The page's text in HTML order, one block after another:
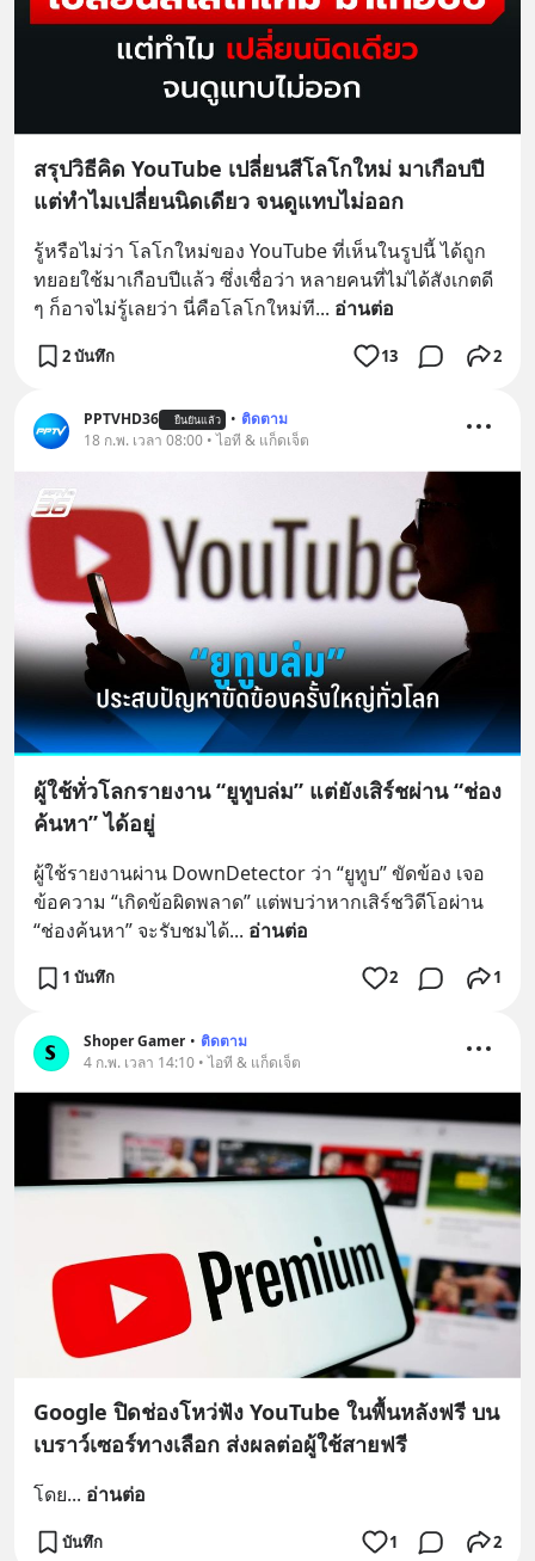
สรุปวิธีคิด YouTube เปลี่ยนสีโลโกใหม่ มาเกือบปี
แต่ทำไมเปลี่ยนนิดเดียว จนดูแทบไม่ออก
รู้หรือไม่ว่า โลโกใหม่ของ YouTube ที่เห็นในรูปนี้ ได้ถูก
ทยอยใช้มาเกือบปีแล้ว ซึ่งเชื่อว่า หลายคนที่ไม่ได้สังเกตดี
ๆ ก็อาจไม่รู้เลยว่า นี่คือโลโกใหม่ที... อ่านต่อ
2 บันทึก 13 2
PPTVHD36 ยืนยันแล้ว • ติดตาม
18 ก.พ. เวลา 08:00 • ไอที & แก็ดเจ็ต
ผู้ใช้ทั่วโลกรายงาน “ยูทูบล่ม” แต่ยังเสิร์ชผ่าน “ช่อง
ค้นหา” ได้อยู่
ผู้ใช้รายงานผ่าน DownDetector ว่า “ยูทูบ” ขัดข้อง เจอ
ข้อความ “เกิดข้อผิดพลาด” แต่พบว่าหากเสิร์ชวิดีโอผ่าน
“ช่องค้นหา” จะรับชมได้... อ่านต่อ
1 บันทึก 2 1
Shoper Gamer • ติดตาม
4 ก.พ. เวลา 14:10 • ไอที & แก็ดเจ็ต
Google ปิดช่องโหว่ฟัง YouTube ในพื้นหลังฟรี บน
เบราว์เซอร์ทางเลือก ส่งผลต่อผู้ใช้สายฟรี
โดย... อ่านต่อ
บันทึก 1 2